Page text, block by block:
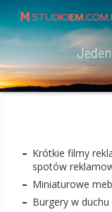
Krótkie filmy
spotów
Miniaturowe
Burgery w